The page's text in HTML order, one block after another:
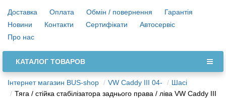
Доставка Оплата Обмін / повернення
Гарантія
Новини
Контакти Сертифікати
Автосервіс
Про нас
КАТАЛОГ ТОВАРОВ
Інтернет магазин BUS-shop VW Caddy III 04-
Шасі
Тяга / стійка стабілізатора заднього права / ліва VW Caddy III